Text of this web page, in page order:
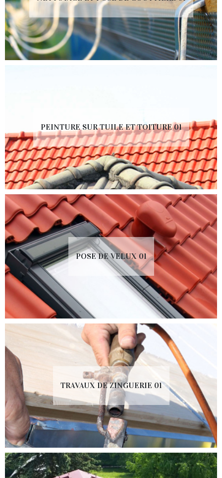
PEINTURE SUR TUILE ET TOITURE 01
POSE DE VELUX 01
TRAVAUX DE ZINGUERIE 01